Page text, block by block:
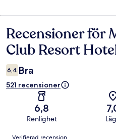
Recensioner
Recensioner för
Club Resort
6,4 Bra
521 recensioner
6,8
Renlighet
Recensioner